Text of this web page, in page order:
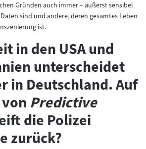
Gründen auch immer – äußerst sensibel
sind und andere, deren gesamtes Leben
ist.
in den USA und
unterscheidet
in Deutschland. Auf
Predictive
die Polizei
zurück?